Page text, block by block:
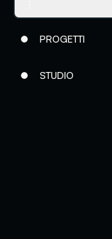
PROGETTI
STUDIO